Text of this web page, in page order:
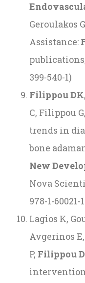
Geroulakos
Assistance:
publications,
399-540-1)
Filippou DK
C, Filippou
trends in
bone
New
Nova
978-1-60021-
Lagios K,
Avgerinos
P, Filippou D